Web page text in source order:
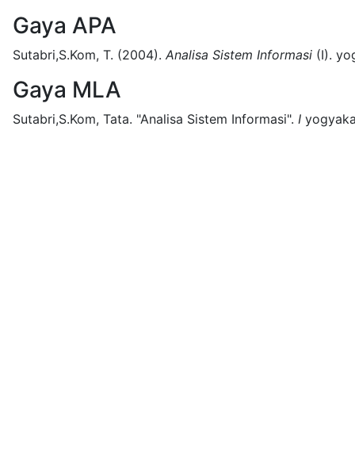
Gaya APA
Sutabri,S.Kom, T. (2004). Analisa Sistem Informasi (I).
Gaya MLA
Sutabri,S.Kom, Tata. "Analisa Sistem Informasi". I